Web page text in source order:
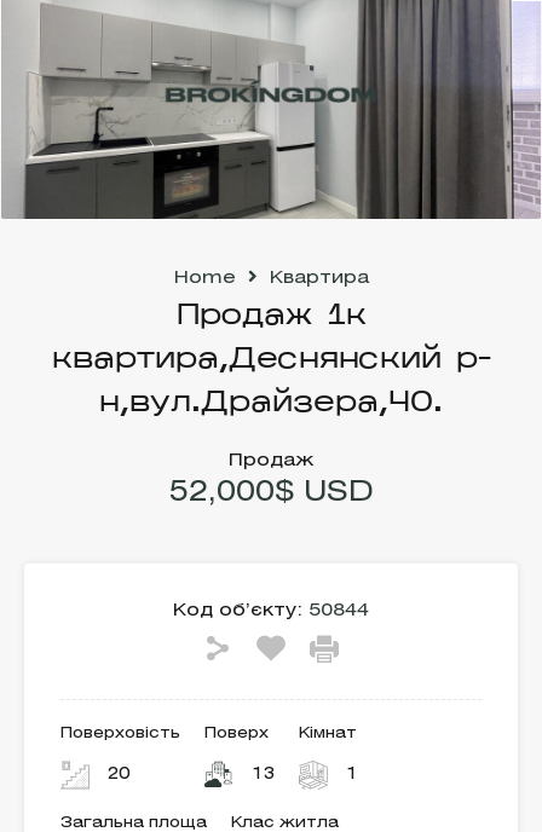
Home Квартира
Продаж 1к
квартира,Деснянский р-
н,вул.Драйзера,40.
Продаж
52,000$ USD
Код об’єкту: 50844
Поверховість
20
Поверх
13
Кімнат
1
Загальна площа Клас житла